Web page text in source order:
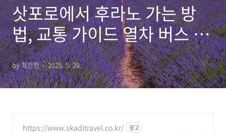
삿포로에서 후라노 가는 방
법, 교통 가이드 열차 버스 렌
터카 요금 소요시간
by 최잔잔 2025. 5. 28.
https://www.skaditravel.co.kr/ 광고